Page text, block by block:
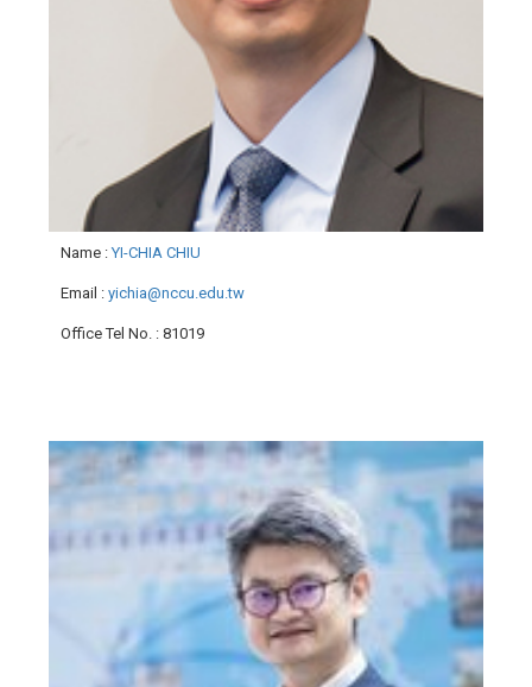
Name :YI-CHIA CHIU
Email : yichia@nccu.edu.tw
Office Tel No. : 81019